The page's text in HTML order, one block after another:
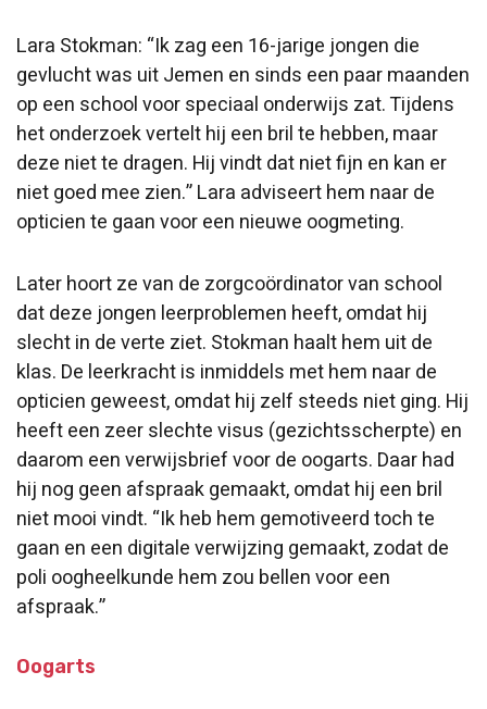
Lara Stokman: “Ik zag een 16-jarige jongen die
gevlucht was uit Jemen en sinds een paar maanden
op een school voor speciaal onderwijs zat. Tijdens
het onderzoek vertelt hij een bril te hebben, maar
deze niet te dragen. Hij vindt dat niet fijn en kan er
niet goed mee zien.” Lara adviseert hem naar de
opticien te gaan voor een nieuwe oogmeting.
Later hoort ze van de zorgcoördinator van school
dat deze jongen leerproblemen heeft, omdat hij
slecht in de verte ziet. Stokman haalt hem uit de
klas. De leerkracht is inmiddels met hem naar de
opticien geweest, omdat hij zelf steeds niet ging. Hij
heeft een zeer slechte visus (gezichtsscherpte) en
daarom een verwijsbrief voor de oogarts. Daar had
hij nog geen afspraak gemaakt, omdat hij een bril
niet mooi vindt. “Ik heb hem gemotiveerd toch te
gaan en een digitale verwijzing gemaakt, zodat de
poli oogheelkunde hem zou bellen voor een
afspraak.”
Oogarts